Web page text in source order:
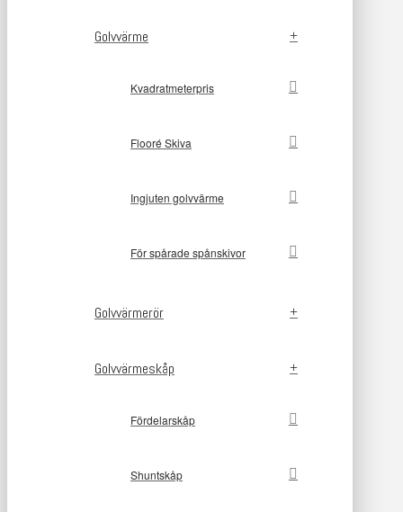
Golvvärme
Kvadratmeterpris
Flooré Skiva
Ingjuten golvvärme
För spårade spånskivor
Golvvärmerör
Golvvärmeskåp
Fördelarskåp
Shuntskåp